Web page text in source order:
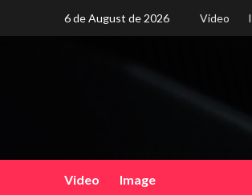
6 de August de 2026 Video
Video Image